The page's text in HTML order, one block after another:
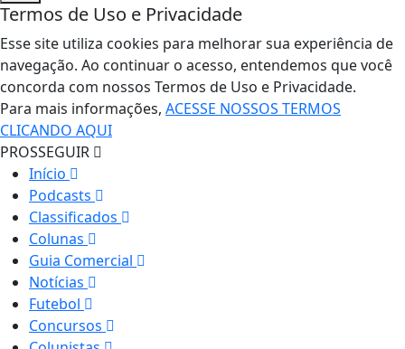
Termos de Uso e Privacidade
Esse site utiliza cookies para melhorar sua experiência de
navegação. Ao continuar o acesso, entendemos que você
concorda com nossos Termos de Uso e Privacidade.
Para mais informações, ACESSE NOSSOS TERMOS
CLICANDO AQUI
PROSSEGUIR
Início
Podcasts
Classificados
Colunas
Guia Comercial
Notícias
Futebol
Concursos